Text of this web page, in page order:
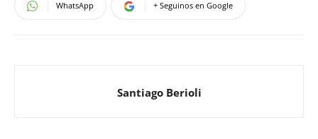
WhatsApp + Seguinos en Google
Santiago Berioli